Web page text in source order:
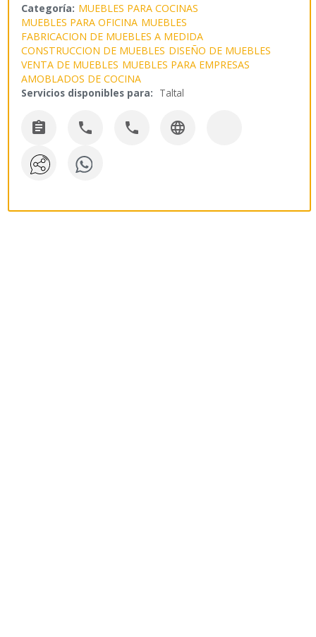
Categoría: MUEBLES PARA COCINAS
MUEBLES PARA OFICINA MUEBLES
FABRICACION DE MUEBLES A MEDIDA
CONSTRUCCION DE MUEBLES DISEÑO DE MUEBLES
VENTA DE MUEBLES MUEBLES PARA EMPRESAS
AMOBLADOS DE COCINA
Servicios disponibles para: Taltal
   